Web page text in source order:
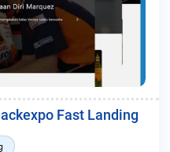
Fast Landing